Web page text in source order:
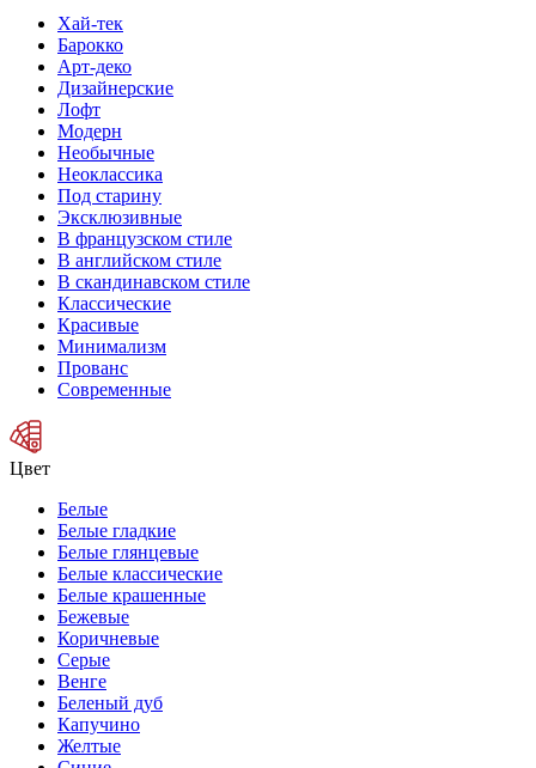
Хай-тек
Барокко
Арт-деко
Дизайнерские
Лофт
Модерн
Необычные
Неоклассика
Под старину
Эксклюзивные
В французском стиле
В английском стиле
В скандинавском стиле
Классические
Красивые
Минимализм
Прованс
Современные
Цвет
Белые
Белые гладкие
Белые глянцевые
Белые классические
Белые крашенные
Бежевые
Коричневые
Серые
Венге
Беленый дуб
Капучино
Желтые